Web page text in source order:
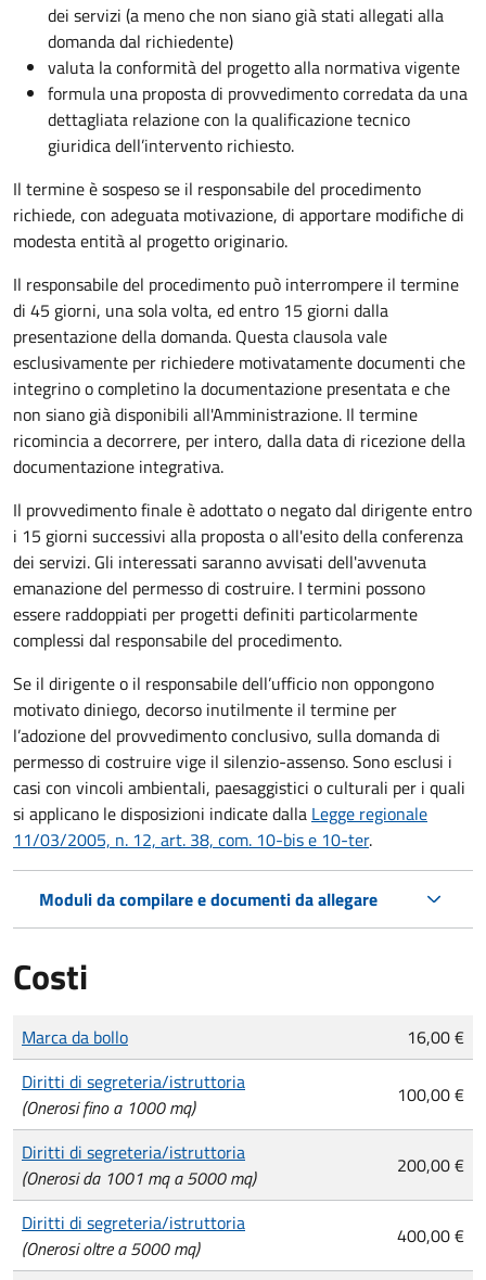
dei servizi (a meno che non siano già stati allegati alla
domanda dal richiedente)
valuta la conformità del progetto alla normativa vigente
formula una proposta di provvedimento corredata da una
dettagliata relazione con la qualificazione tecnico
giuridica dell’intervento richiesto.
Il termine è sospeso se il responsabile del procedimento
richiede, con adeguata motivazione, di apportare modifiche di
modesta entità al progetto originario.
Il responsabile del procedimento può interrompere il termine
di 45 giorni, una sola volta, ed entro 15 giorni dalla
presentazione della domanda. Questa clausola vale
esclusivamente per richiedere motivatamente documenti che
integrino o completino la documentazione presentata e che
non siano già disponibili all'Amministrazione. Il termine
ricomincia a decorrere, per intero, dalla data di ricezione della
documentazione integrativa.
Il provvedimento finale è adottato o negato dal dirigente entro
i 15 giorni successivi alla proposta o all'esito della conferenza
dei servizi. Gli interessati saranno avvisati dell'avvenuta
emanazione del permesso di costruire. I termini possono
essere raddoppiati per progetti definiti particolarmente
complessi dal responsabile del procedimento.
Se il dirigente o il responsabile dell’ufficio non oppongono
motivato diniego, decorso inutilmente il termine per
l’adozione del provvedimento conclusivo, sulla domanda di
permesso di costruire vige il silenzio-assenso. Sono esclusi i
casi con vincoli ambientali, paesaggistici o culturali per i quali
si applicano le disposizioni indicate dalla Legge regionale
11/03/2005, n. 12, art. 38, com. 10-bis e 10-ter.
Moduli da compilare e documenti da allegare
Costi
Tipo di pagamento
Importo
Marca da bollo
16,00 €
Diritti di segreteria/istruttoria
(Onerosi fino a 1000 mq)
100,00 €
Diritti di segreteria/istruttoria
(Onerosi da 1001 mq a 5000 mq)
200,00 €
Diritti di segreteria/istruttoria
(Onerosi oltre a 5000 mq)
400,00 €